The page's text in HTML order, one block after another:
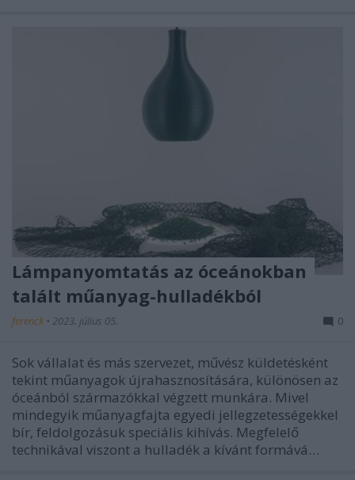
Lámpanyomtatás az óceánokban
talált műanyag-hulladékból
ferenck • 2023. július 05. 0
Sok vállalat és más szervezet, művész küldetésként
tekint műanyagok újrahasznosítására, különösen az
óceánból származókkal végzett munkára. Mivel
mindegyik műanyagfajta egyedi jellegzetességekkel
bír, feldolgozásuk speciális kihívás. Megfelelő
technikával viszont a hulladék a kívánt formává…